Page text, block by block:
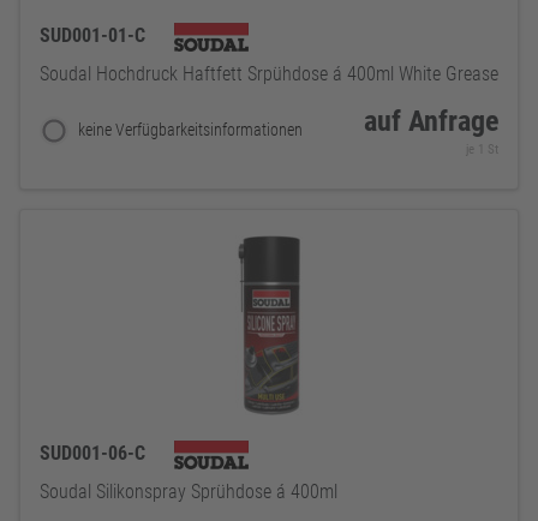
SUD001-01-C
Soudal Hochdruck Haftfett Srpühdose á 400ml White Grease
keine Verfügbarkeitsinformationen auf Anfrage
je 1 St
SUD001-06-C
Soudal Silikonspray Sprühdose á 400ml